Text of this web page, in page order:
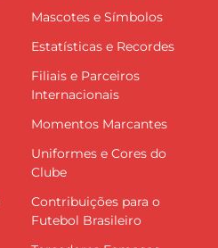
Mascotes e Símbolos
Estatísticas e Recordes
Filiais e Parceiros
Internacionais
Momentos Marcantes
Uniformes e Cores do
Clube
Contribuições para o
Futebol Brasileiro